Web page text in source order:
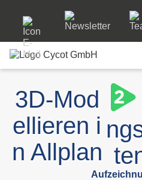
3D-Mod
ellieren i
n Allplan